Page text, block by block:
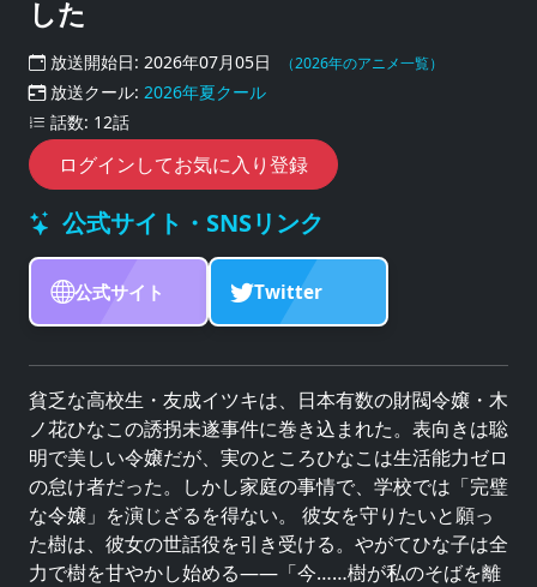
した
放送開始日: 2026年07月05日 （2026年のアニメ一覧）
放送クール: 2026年夏クール
話数: 12話
ログインしてお気に入り登録
公式サイト・SNSリンク
公式サイト Twitter
貧乏な高校生・友成イツキは、日本有数の財閥令嬢・木
ノ花ひなこの誘拐未遂事件に巻き込まれた。表向きは聡
明で美しい令嬢だが、実のところひなこは生活能力ゼロ
の怠け者だった。しかし家庭の事情で、学校では「完璧
な令嬢」を演じざるを得ない。 彼女を守りたいと願っ
た樹は、彼女の世話役を引き受ける。やがてひな子は全
力で樹を甘やかし始める――「今……樹が私のそばを離